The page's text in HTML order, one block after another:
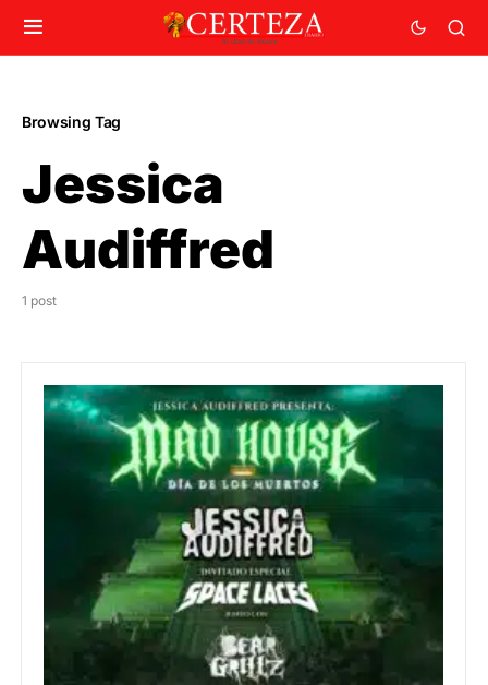
Browsing Tag
Jessica
Audiffred
1 post